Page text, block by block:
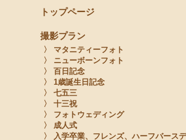
トップページ
撮影プラン
〉 マタニティーフォト
〉 ニューボーンフォト
〉 百日記念
〉 1歳誕生日記念
〉 七五三
〉 十三祝
〉 フォトウェディング
〉 成人式
〉 入学卒業、フレンズ、ハーフバース